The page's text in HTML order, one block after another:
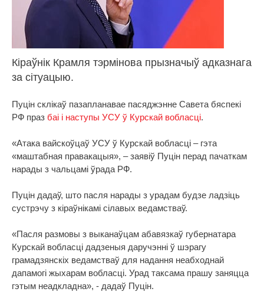
Кіраўнік Крамля тэрмінова прызначыў адказнага
за сітуацыю.
Пуцін склікаў пазапланавае пасяджэнне Савета бяспекі
РФ праз баі і наступы УСУ ў Курскай вобласці.
«Атака вайскоўцаў УСУ ў Курскай вобласці – гэта
«маштабная правакацыя», – заявіў Пуцін перад пачаткам
нарады з чальцамі ўрада РФ.
Пуцін дадаў, што пасля нарады з урадам будзе ладзіць
сустрэчу з кіраўнікамі сілавых ведамстваў.
«Пасля размовы з выканаўцам абавязкаў губернатара
Курскай вобласці дадзеныя даручэнні ў шэрагу
грамадзянскіх ведамстваў для надання неабходнай
дапамогі жыхарам вобласці. Урад таксама прашу заняцца
гэтым неадкладна», - дадаў Пуцін.